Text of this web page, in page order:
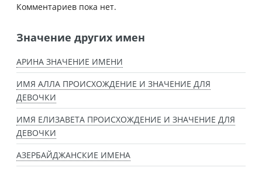
Комментариев пока нет.
Значение других имен
АРИНА ЗНАЧЕНИЕ ИМЕНИ
ИМЯ АЛЛА ПРОИСХОЖДЕНИЕ И ЗНАЧЕНИЕ ДЛЯ
ДЕВОЧКИ
ИМЯ ЕЛИЗАВЕТА ПРОИСХОЖДЕНИЕ И ЗНАЧЕНИЕ ДЛЯ
ДЕВОЧКИ
АЗЕРБАЙДЖАНСКИЕ ИМЕНА